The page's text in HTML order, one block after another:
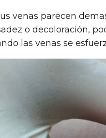
venas parecen
o decoloración,
las venas se